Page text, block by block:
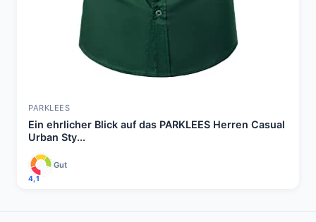
PARKLEES
Ein ehrlicher Blick auf das PARKLEES Herren Casual
Urban Sty...
4,1
Gut